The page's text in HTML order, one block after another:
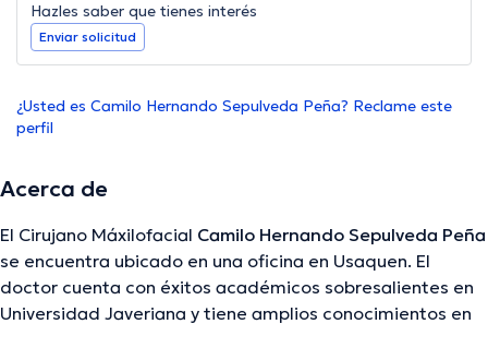
Hazles saber que tienes interés
Enviar solicitud
¿Usted es Camilo Hernando Sepulveda Peña? Reclame este
perfil
Acerca de
El Cirujano Máxilofacial Camilo Hernando Sepulveda Peña
se encuentra ubicado en una oficina en Usaquen. El
doctor cuenta con éxitos académicos sobresalientes en
Universidad Javeriana y tiene amplios conocimientos en